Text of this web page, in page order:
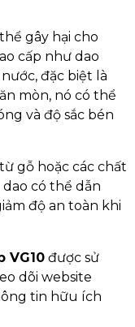
gây hại cho
cấp như dao
đặc biệt là
mòn, nó có thể
và độ sắc bén
gỗ hoặc các chất
dao có thể dẫn
độ an toàn khi
VG10 được sử
dõi website
tin hữu ích